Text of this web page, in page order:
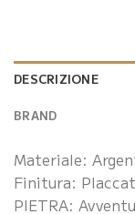
DESCRIZIONE
BRAND
Materiale:
Finitura:
PIETRA: